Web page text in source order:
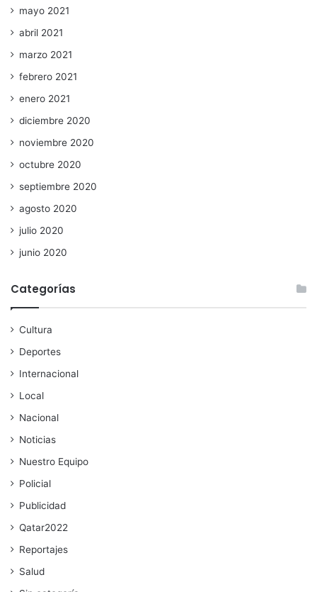
mayo 2021
abril 2021
marzo 2021
febrero 2021
enero 2021
diciembre 2020
noviembre 2020
octubre 2020
septiembre 2020
agosto 2020
julio 2020
junio 2020
Categorías
Cultura
Deportes
Internacional
Local
Nacional
Noticias
Nuestro Equipo
Policial
Publicidad
Qatar2022
Reportajes
Salud